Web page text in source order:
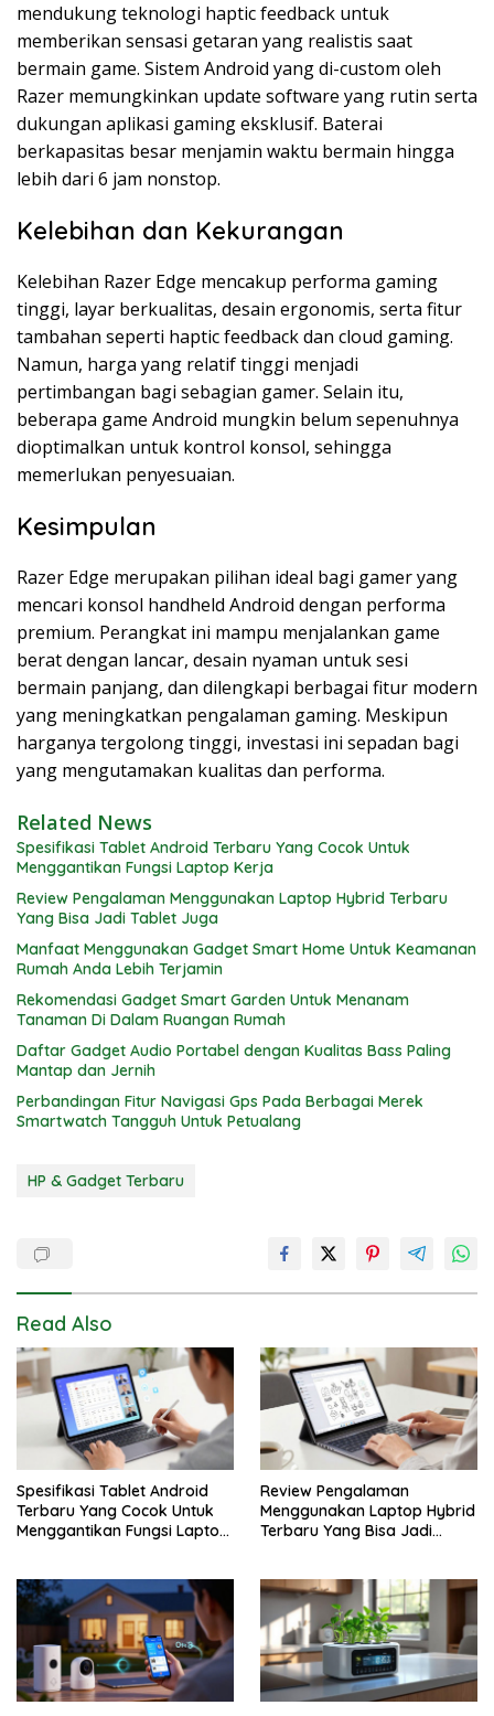
mendukung teknologi haptic feedback untuk
memberikan sensasi getaran yang realistis saat
bermain game. Sistem Android yang di-custom oleh
Razer memungkinkan update software yang rutin serta
dukungan aplikasi gaming eksklusif. Baterai
berkapasitas besar menjamin waktu bermain hingga
lebih dari 6 jam nonstop.
Kelebihan dan Kekurangan
Kelebihan Razer Edge mencakup performa gaming
tinggi, layar berkualitas, desain ergonomis, serta fitur
tambahan seperti haptic feedback dan cloud gaming.
Namun, harga yang relatif tinggi menjadi
pertimbangan bagi sebagian gamer. Selain itu,
beberapa game Android mungkin belum sepenuhnya
dioptimalkan untuk kontrol konsol, sehingga
memerlukan penyesuaian.
Kesimpulan
Razer Edge merupakan pilihan ideal bagi gamer yang
mencari konsol handheld Android dengan performa
premium. Perangkat ini mampu menjalankan game
berat dengan lancar, desain nyaman untuk sesi
bermain panjang, dan dilengkapi berbagai fitur modern
yang meningkatkan pengalaman gaming. Meskipun
harganya tergolong tinggi, investasi ini sepadan bagi
yang mengutamakan kualitas dan performa.
Related News
Spesifikasi Tablet Android Terbaru Yang Cocok Untuk
Menggantikan Fungsi Laptop Kerja
Review Pengalaman Menggunakan Laptop Hybrid Terbaru
Yang Bisa Jadi Tablet Juga
Manfaat Menggunakan Gadget Smart Home Untuk Keamanan
Rumah Anda Lebih Terjamin
Rekomendasi Gadget Smart Garden Untuk Menanam
Tanaman Di Dalam Ruangan Rumah
Daftar Gadget Audio Portabel dengan Kualitas Bass Paling
Mantap dan Jernih
Perbandingan Fitur Navigasi Gps Pada Berbagai Merek
Smartwatch Tangguh Untuk Petualang
HP & Gadget Terbaru
Read Also
Spesifikasi Tablet Android
Terbaru Yang Cocok Untuk
Menggantikan Fungsi Laptop
Review Pengalaman
Menggunakan Laptop Hybrid
Terbaru Yang Bisa Jadi